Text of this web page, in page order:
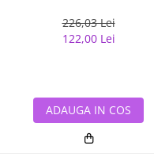
226,03 Lei
122,00 Lei
ADAUGA IN COS